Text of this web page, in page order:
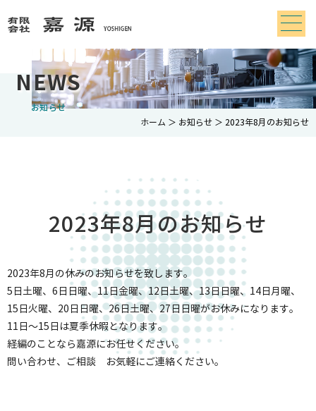
NEWS
お知らせ
ホーム ＞ お知らせ ＞ 2023年8月のお知らせ
2023年8月のお知らせ
2023年8月の休みのお知らせを致します。
5日土曜、6日日曜、11日金曜、12日土曜、13日日曜、14日月曜、
15日火曜、20日日曜、26日土曜、27日日曜がお休みになります。
11日～15日は夏季休暇となります。
経編のことなら嘉源にお任せください。
問い合わせ、ご相談 お気軽にご連絡ください。